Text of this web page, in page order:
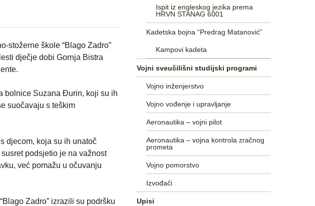
stožerne škole “Blago Zadro”
dječje dobi Gornja Bistra
bolnice Suzana Đurin, koji su ih
suočavaju s teškim
djecom, koja su ih unatoč
podsjetio je na važnost
već pomažu u očuvanju
Zadro” izrazili su podršku
Ispit iz engleskog jezika prema
HRVN STANAG 6001
Kadetska bojna “Predrag Matanović”
Kampovi kadeta
Vojni sveučilišni studijski programi
Vojno inženjerstvo
Vojno vođenje i upravljanje
Aeronautika – vojni pilot
Aeronautika – vojna kontrola zračnog
prometa
Vojno pomorstvo
Izvođači
Upisi